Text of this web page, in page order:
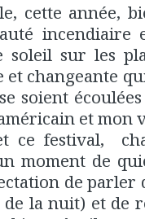
cette année,
incendiaire
soleil sur les
changeante
soient
et
ce festival,
moment de
de parler
la nuit) et de